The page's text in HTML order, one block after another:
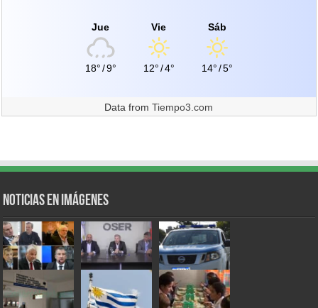
Jue
18°/9°
Vie
12°/4°
Sáb
14°/5°
Data fromTiempo3.com
Noticias en Imágenes